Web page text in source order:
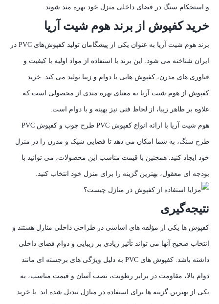
و استحکام سنگ در فضای داخلی منزل خود بهره‌ مند شوند.
خرید کفپوش از برند هوم شیت آریا
برند هوم شیت آریا به عنوان یکی از پیشگامان تولید کفپوش‌های PVC در
ایران شناخته می‌ شود. این برند با استفاده از مواد اولیه با کیفیت و
فناوری‌ های مدرن، کفپوش‌ هایی با دوام و زیبا تولید می‌ کند. خرید
کفپوش از هوم شیت آریا به معنای بهره‌ مندی از محصولی است که
علاوه بر ظاهر زیبا، از لحاظ فنی نیز بهینه و با دوام است.
هوم شیت آریا با ارائه انواع کفپوش PVC طرح چوب و کفپوش PVC
طرح سنگ، به شما امکان می‌ دهد تا فضایی شیک و مدرن را در منزل
خود ایجاد کنید. همچنین با قیمت مناسب این محصولات، می‌ توانید با
بودجه‌ ای معقول، بهترین گزینه را برای منزل خود انتخاب کنید.
نتیجه‌گیری
کفپوش‌ ها یکی از مؤلفه‌ های اساسی در طراحی داخلی منازل هستند و
انتخاب صحیح آنها می‌ تواند تأثیر زیادی بر زیبایی و دوام فضای داخلی
داشته باشد. کفپوش‌ های PVC به دلیل ویژگی‌ های برجسته‌ ای مانند
دوام بالا، مقاومت در برابر رطوبت، نصب آسان و قیمت مناسب، به
یکی از بهترین گزینه‌ ها برای استفاده در منازل تبدیل شده‌ اند. با خرید